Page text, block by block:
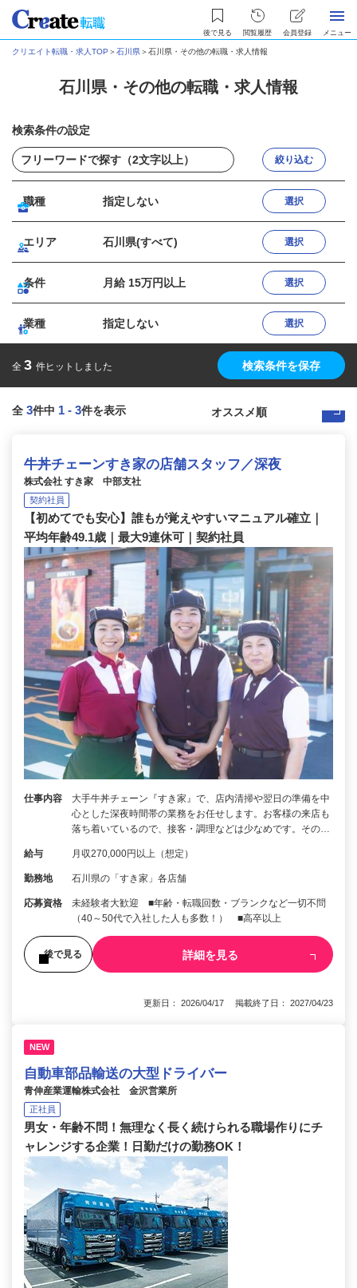
後で見る 閲覧履歴 会員登録 メニュー
クリエイト転職・求人TOP ＞石川県＞石川県・その他の転職・求人情報
石川県・その他の転職・求人情報
検索条件の設定
絞り込む
職種 指定しない 選択
エリア 石川県(すべて) 選択
条件 月給 15万円以上 選択
業種 指定しない 選択
全 3 件ヒットしました 検索条件を保存
全 3件中 1 - 3件を表示
牛丼チェーンすき家の店舗スタッフ／深夜
株式会社 すき家 中部支社
契約社員
【初めてでも安心】誰もが覚えやすいマニュアル確立｜
平均年齢49.1歳｜最大9連休可｜契約社員
仕事内容
大手牛丼チェーン『すき家』で、店内清掃や翌日の準備を中
心とした深夜時間帯の業務をお任せします。お客様の来店も
落ち着いているので、接客・調理などは少なめです。その…
給与 月収270,000円以上（想定）
勤務地 石川県の「すき家」各店舗
応募資格
未経験者大歓迎 ■年齢・転職回数・ブランクなど一切不問
（40～50代で入社した人も多数！） ■高卒以上
後で見る 詳細を見る
更新日： 2026/04/17 掲載終了日： 2027/04/23
NEW
自動車部品輸送の大型ドライバー
青伸産業運輸株式会社 金沢営業所
正社員
男女・年齢不問！無理なく長く続けられる職場作りにチ
ャレンジする企業！日勤だけの勤務OK！